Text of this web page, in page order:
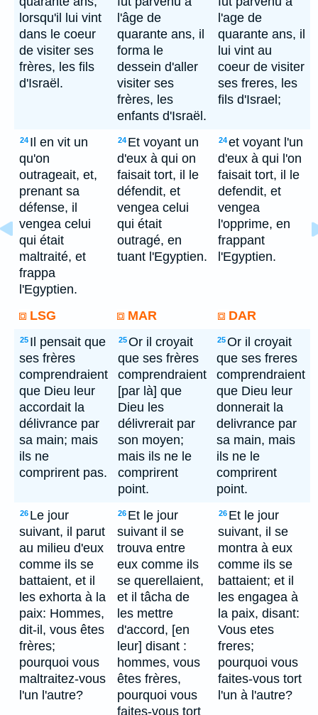
lorsqu'il lui vint
dans le coeur
de visiter ses
frères, les fils
d'Israël.
l'âge de
quarante ans, il
forma le
dessein d'aller
visiter ses
frères, les
enfants d'Israël.
l'age de
quarante ans, il
lui vint au
coeur de visiter
ses freres, les
fils d'Israel;
24 Il en vit un
qu'on
outrageait, et,
prenant sa
défense, il
vengea celui
qui était
maltraité, et
frappa
l'Egyptien.
24 Et voyant un
d'eux à qui on
faisait tort, il le
défendit, et
vengea celui
qui était
outragé, en
tuant l'Egyptien.
24et voyant l'un
d'eux à qui l'on
faisait tort, il le
defendit, et
vengea
l'opprime, en
frappant
l'Egyptien.
LSG MAR DAR
25 Il pensait que
ses frères
comprendraient
que Dieu leur
accordait la
délivrance par
sa main; mais
ils ne
comprirent pas.
25Or il croyait
que ses frères
comprendraient
[par là] que
Dieu les
délivrerait par
son moyen;
mais ils ne le
comprirent
point.
25Or il croyait
que ses freres
comprendraient
que Dieu leur
donnerait la
delivrance par
sa main, mais
ils ne le
comprirent
point.
26 Le jour
suivant, il parut
au milieu d'eux
comme ils se
battaient, et il
les exhorta à la
paix: Hommes,
dit-il, vous êtes
frères;
pourquoi vous
maltraitez-vous
l'un l'autre?
26 Et le jour
suivant il se
trouva entre
eux comme ils
se querellaient,
et il tâcha de
les mettre
d'accord, [en
leur] disant :
hommes, vous
êtes frères,
pourquoi vous
faites-vous tort
26 Et le jour
suivant, il se
montra à eux
comme ils se
battaient; et il
les engagea à
la paix, disant:
Vous etes
freres;
pourquoi vous
faites-vous tort
l'un à l'autre?